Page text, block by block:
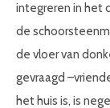
integreren in het
de
de vloer van
gevraagd
het huis is, is